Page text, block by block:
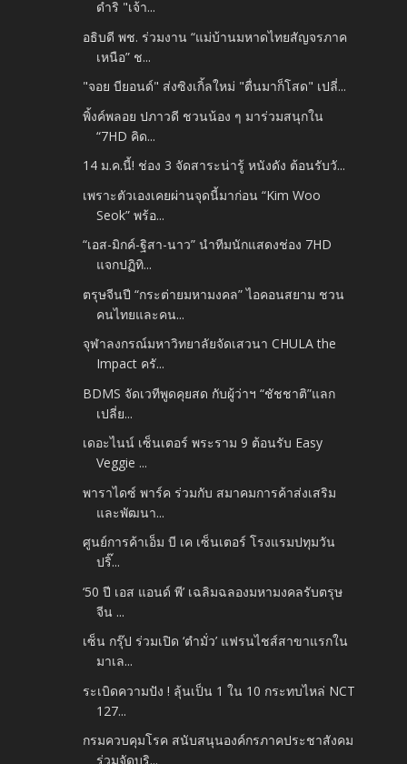
ดำริ "เจ้า...
อธิบดี พช. ร่วมงาน “แม่บ้านมหาดไทยสัญจรภาค
เหนือ” ช...
"จอย​ บียอนด์" ส่งซิงเกิ้ลใหม่ "ตื่นมาก็โสด" เปลี่...
พิ้งค์พลอย ปภาวดี ชวนน้อง ๆ มาร่วมสนุกใน
“7HD คิด...
14 ม.ค.นี้! ช่อง 3 จัดสาระน่ารู้ หนังดัง ต้อนรับวั...
เพราะตัวเองเคยผ่านจุดนี้มาก่อน “Kim Woo
Seok” พร้อ...
“เอส-มิกค์-ฐิสา-นาว” นำทีมนักแสดงช่อง 7HD
แจกปฏิทิ...
ตรุษจีนปี “กระต่ายมหามงคล” ไอคอนสยาม ชวน
คนไทยและคน...
จุฬาลงกรณ์มหาวิทยาลัยจัดเสวนา CHULA the
Impact ครั...
BDMS จัดเวทีพูดคุยสด กับผู้ว่าฯ “ชัชชาติ”แลก
เปลี่ย...
เดอะไนน์ เซ็นเตอร์ พระราม 9 ต้อนรับ Easy
Veggie ...
พาราไดซ์ พาร์ค ร่วมกับ สมาคมการค้าส่งเสริม
และพัฒนา...
ศูนย์การค้าเอ็ม บี เค เซ็นเตอร์ โรงแรมปทุมวัน
ปริ๊...
‘50 ปี เอส แอนด์ พี’ เฉลิมฉลองมหามงคลรับตรุษ
จีน ...
เซ็น กรุ๊ป ร่วมเปิด ‘ตำมั่ว’ แฟรนไชส์สาขาแรกใน
มาเล...
ระเบิดความปัง ! ลุ้นเป็น 1 ใน 10 กระทบไหล่ NCT
127...
กรมควบคุมโรค สนับสนุนองค์กรภาคประชาสังคม
ร่วมจัดบริ...